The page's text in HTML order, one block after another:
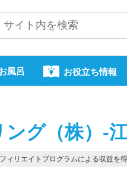
風呂 お役立ち情報
グ（株）-
ィリエイトプログラムによる収益を得